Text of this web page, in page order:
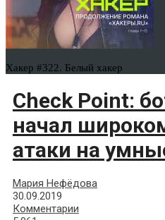
Хакер #322. Белый хакер
Check Point:
начал
атаки на
Мария Нефёдова
30.09.2019
Комментарии